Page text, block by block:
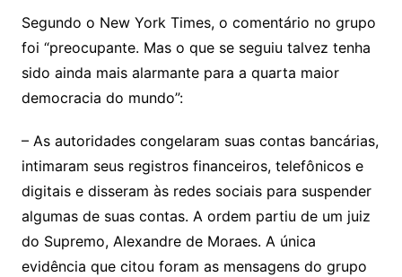
Segundo o New York Times, o comentário no grupo
foi “preocupante. Mas o que se seguiu talvez tenha
sido ainda mais alarmante para a quarta maior
democracia do mundo”:
– As autoridades congelaram suas contas bancárias,
intimaram seus registros financeiros, telefônicos e
digitais e disseram às redes sociais para suspender
algumas de suas contas. A ordem partiu de um juiz
do Supremo, Alexandre de Moraes. A única
evidência que citou foram as mensagens do grupo